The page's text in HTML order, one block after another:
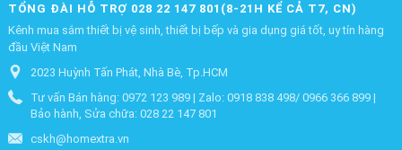
TỔNG ĐÀI HỖ TRỢ 028 22 147 801(8-21H KỂ CẢ T7, CN)
Kênh mua sắm thiết bị vệ sinh, thiết bị bếp và gia dụng giá tốt, uy tín hàng
đầu Việt Nam
2023 Huỳnh Tấn Phát, Nhà Bè, Tp.HCM
Tư vấn Bán hàng: 0972 123 989 | Zalo: 0918 838 498/ 0966 366 899 |
Bảo hành, Sửa chữa: 028 22 147 801
cskh@homextra.vn